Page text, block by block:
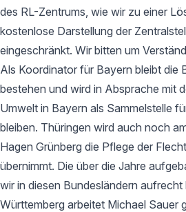
des RL-Zentrums, wie wir zu einer
kostenlose Darstellung der
eingeschränkt. Wir bitten um
Als Koordinator für Bayern bleibt die
bestehen und wird in Absprache mit
Umwelt in Bayern als Sammelstelle
bleiben. Thüringen wird auch noch
Hagen Grünberg die Pflege der
übernimmt. Die über die Jahre
wir in diesen Bundesländern
Württemberg arbeitet Michael Sauer